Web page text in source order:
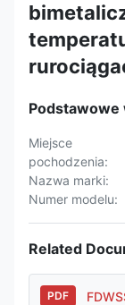
Podstawowe
Miejsce
pochodzenia:
Nazwa marki:
Numer modelu:
Related
PDF